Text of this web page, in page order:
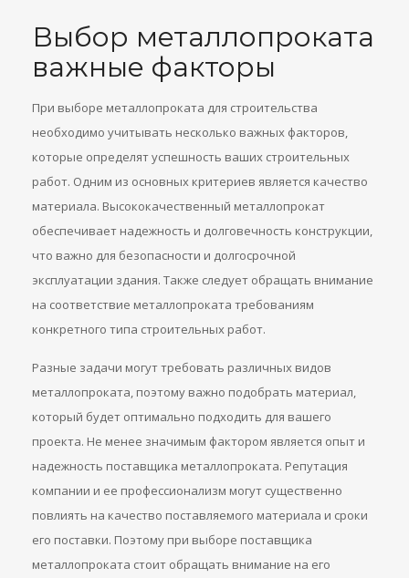
Выбор металлопроката
важные факторы
При выборе металлопроката для строительства
необходимо учитывать несколько важных факторов,
которые определят успешность ваших строительных
работ. Одним из основных критериев является качество
материала. Высококачественный металлопрокат
обеспечивает надежность и долговечность конструкции,
что важно для безопасности и долгосрочной
эксплуатации здания. Также следует обращать внимание
на соответствие металлопроката требованиям
конкретного типа строительных работ.
Разные задачи могут требовать различных видов
металлопроката, поэтому важно подобрать материал,
который будет оптимально подходить для вашего
проекта. Не менее значимым фактором является опыт и
надежность поставщика металлопроката. Репутация
компании и ее профессионализм могут существенно
повлиять на качество поставляемого материала и сроки
его поставки. Поэтому при выборе поставщика
металлопроката стоит обращать внимание на его